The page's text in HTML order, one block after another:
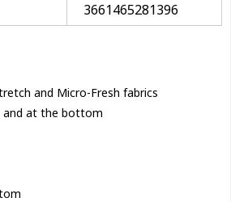
3661465281396
and Micro-Fresh fabrics
and at the bottom